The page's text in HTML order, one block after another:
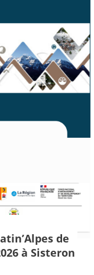
de
à Sisteron